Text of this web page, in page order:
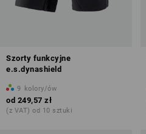
Szorty funkcyjne
e.s.dynashield
9 kolory/ów
od 249,57 zł
(z VAT) od 10 sztuki